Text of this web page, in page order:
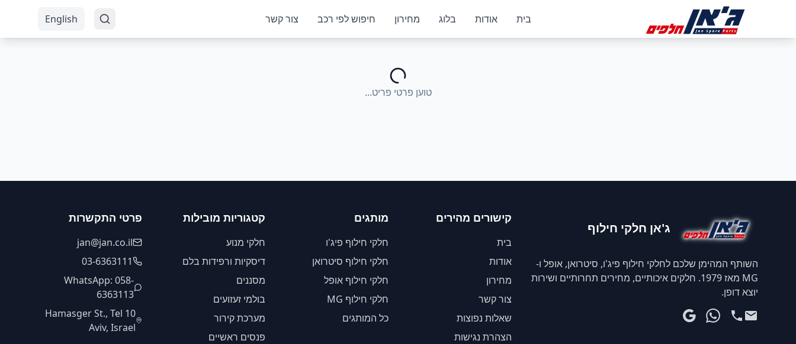
בית
אודות בלוג מחירון חיפוש לפי רכב צור קשר English
טוען פרטי פריט...
ג'אן חלקי חילוף
השותף המהימן שלכם לחלקי חילוף פיג'ו, סיטרואן, אופל ו-
MG מאז 1979. חלקים איכותיים, מחירים תחרותיים ושירות
יוצא דופן.
קישורים מהירים
בית
אודות
מחירון
צור קשר
שאלות נפוצות
הצהרת נגישות
מותגים
חלקי חילוף פיג'ו
חלקי חילוף סיטרואן
חלקי חילוף אופל
חלקי חילוף MG
כל המותגים
קטגוריות מובילות
חלקי מנוע
דיסקיות ורפידות בלם
מסננים
בולמי זעזועים
מערכת קירור
פנסים ראשיים
פרטי התקשרות
jan@jan.co.il
03-6363111
WhatsApp: 058-
6363113
10 Hamasger St., Tel
Aviv, Israel